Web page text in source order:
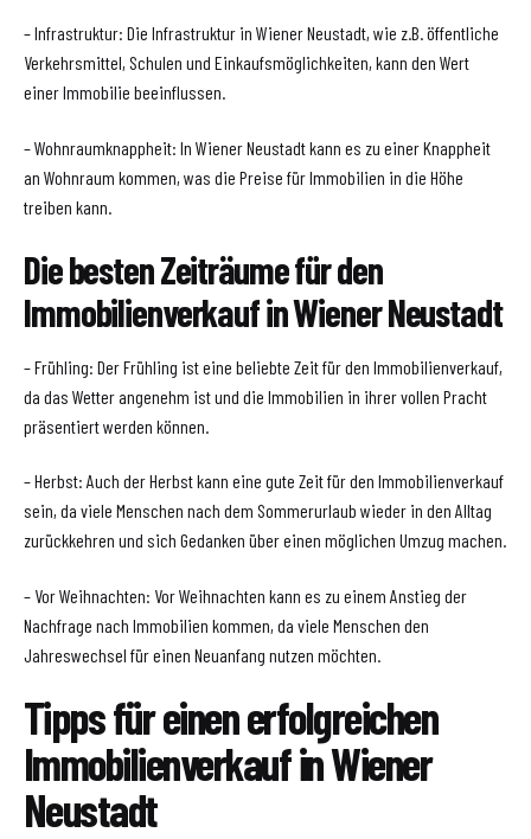
– Infrastruktur: Die Infrastruktur in Wiener Neustadt, wie z.B. öffentliche
Verkehrsmittel, Schulen und Einkaufsmöglichkeiten, kann den Wert
einer Immobilie beeinflussen.
– Wohnraumknappheit: In Wiener Neustadt kann es zu einer Knappheit
an Wohnraum kommen, was die Preise für Immobilien in die Höhe
treiben kann.
Die besten Zeiträume für den
Immobilienverkauf in Wiener Neustadt
– Frühling: Der Frühling ist eine beliebte Zeit für den Immobilienverkauf,
da das Wetter angenehm ist und die Immobilien in ihrer vollen Pracht
präsentiert werden können.
– Herbst: Auch der Herbst kann eine gute Zeit für den Immobilienverkauf
sein, da viele Menschen nach dem Sommerurlaub wieder in den Alltag
zurückkehren und sich Gedanken über einen möglichen Umzug machen.
– Vor Weihnachten: Vor Weihnachten kann es zu einem Anstieg der
Nachfrage nach Immobilien kommen, da viele Menschen den
Jahreswechsel für einen Neuanfang nutzen möchten.
Tipps für einen erfolgreichen
Immobilienverkauf in Wiener
Neustadt